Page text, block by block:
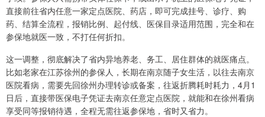
直接前往省内任意一家定点医院、药店，即可完成挂号、诊疗、购
药、结算全流程，报销比例、起付线、医保目录适用范围，完全和在
参保地就医一致，不打任何折扣。
这一调整，彻底解决了省内异地养老、务工、居住群体的就医痛点。
比如老家在江苏徐州的参保人，长期在南京随子女生活，以往去南京
医院看病，需要先回徐州办理转诊或备案，往返折腾耗时耗力，4月1
日后，直接带医保电子凭证去南京任意定点医院，就能和在徐州看病
享受同等报销待遇，全程无需往返参保地，省时又省力。